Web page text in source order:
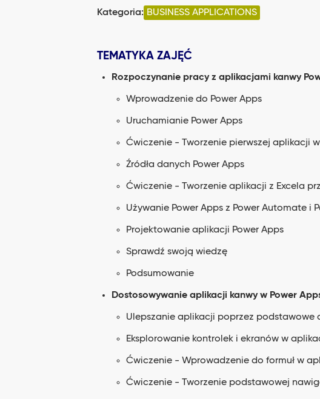
Kategoria: BUSINESS APPLICATIONS
TEMATYKA ZAJĘĆ
Rozpoczynanie pracy z aplikacjami kanwy
Wprowadzenie do Power Apps
Uruchamianie Power Apps
Ćwiczenie - Tworzenie pierwszej aplikacji
Źródła danych Power Apps
Ćwiczenie - Tworzenie aplikacji z Excela
Używanie Power Apps z Power Automate i
Projektowanie aplikacji Power Apps
Sprawdź swoją wiedzę
Podsumowanie
Dostosowywanie aplikacji kanwy w Power
Ulepszanie aplikacji poprzez podstawowe
Eksplorowanie kontrolek i ekranów w
Ćwiczenie - Wprowadzenie do formuł w
Ćwiczenie - Tworzenie podstawowej